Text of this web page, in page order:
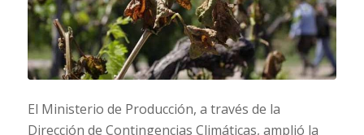
El Ministerio de Producción, a través de la
Dirección de Contingencias Climáticas, amplió la